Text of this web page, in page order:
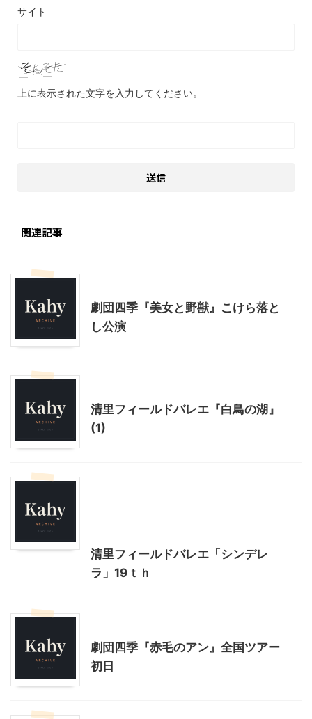
サイト
上に表示された文字を入力してください。
関連記事
劇団四季『美女と野獣』こけら落と
し公演
清里フィールドバレエ『白鳥の湖』
(1)
清里フィールドバレエ「シンデレ
ラ」19ｔｈ
劇団四季『赤毛のアン』全国ツアー
初日